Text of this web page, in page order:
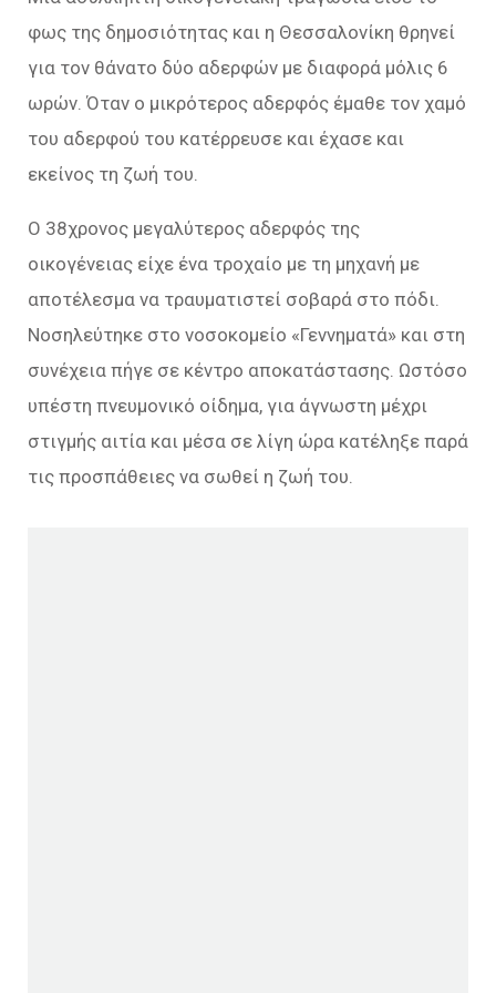
φως της δημοσιότητας και η Θεσσαλονίκη θρηνεί
για τον θάνατο δύο αδερφών με διαφορά μόλις 6
ωρών. Όταν ο μικρότερος αδερφός έμαθε τον χαμό
του αδερφού του κατέρρευσε και έχασε και
εκείνος τη ζωή του.
Ο 38χρονος μεγαλύτερος αδερφός της
οικογένειας είχε ένα τροχαίο με τη μηχανή με
αποτέλεσμα να τραυματιστεί σοβαρά στο πόδι.
Νοσηλεύτηκε στο νοσοκομείο «Γεννηματά» και στη
συνέχεια πήγε σε κέντρο αποκατάστασης. Ωστόσο
υπέστη πνευμονικό οίδημα, για άγνωστη μέχρι
στιγμής αιτία και μέσα σε λίγη ώρα κατέληξε παρά
τις προσπάθειες να σωθεί η ζωή του.